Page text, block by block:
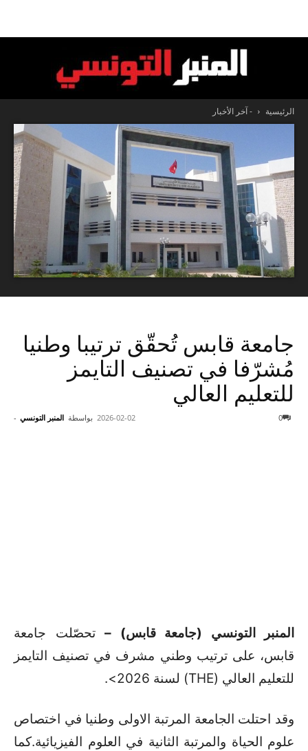
المنبر
التونسي
الرئيسية - آخر الأخبار
جامعة قابس تُحقّق ترتيبا وطنيا
مُشرّفا في تصنيف التايمز
للتعليم العالي
بواسطة المنبر التونسي - 2026-02-02 0
المنبر التونسي (جامعة قابس) – تحصّلت جامعة
قابس، على ترتيب وطني مشرف في تصنيف التايمز
للتعليم العالي (THE) لسنة 2026 .<
وقد احتلت الجامعة المرتبة الاولى وطنيا في اختصاص
علوم الحياة والمرتبة الثانية في العلوم الفيزيائية.كما